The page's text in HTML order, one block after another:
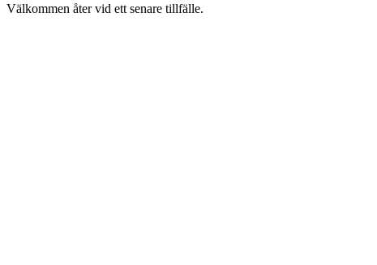
Välkommen åter vid ett senare tillfälle.